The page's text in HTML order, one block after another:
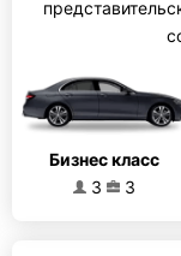
Бизнес класс
3
3